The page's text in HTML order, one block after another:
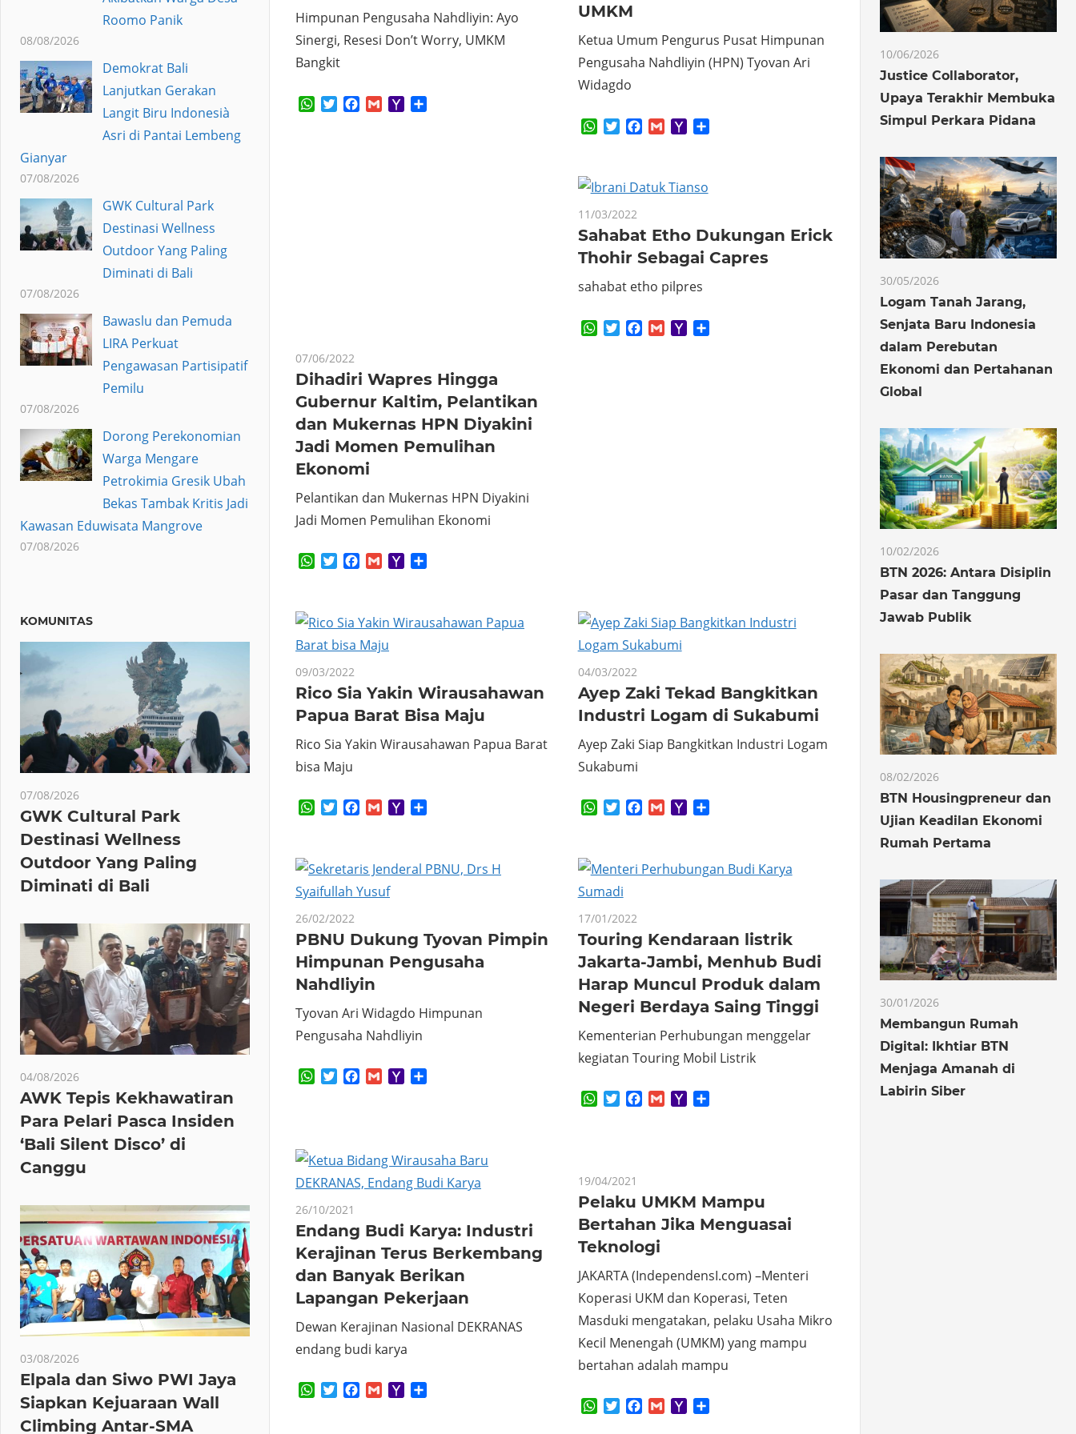
Himpunan Pengusaha Nahdliyin: Ayo
Sinergi, Resesi Don’t Worry, UMKM
Bangkit
WhatsApp
TwitterFacebook
GmailYahoo
UMKM
Ketua Umum Pengurus Pusat Himpunan
Pengusaha Nahdliyin (HPN) Tyovan Ari
Widagdo
WhatsApp
TwitterFacebook
GmailYahoo
07/06/2022
Dihadiri Wapres Hingga
Gubernur Kaltim, Pelantikan
dan Mukernas HPN Diyakini
Jadi Momen Pemulihan
Ekonomi
Pelantikan dan Mukernas HPN Diyakini
Jadi Momen Pemulihan Ekonomi
WhatsApp
TwitterFacebook
GmailYahoo
11/03/2022
Sahabat Etho Dukungan Erick
Thohir Sebagai Capres
sahabat etho pilpres
WhatsApp
TwitterFacebook
GmailYahoo
09/03/2022
Rico Sia Yakin Wirausahawan
Papua Barat Bisa Maju
Rico Sia Yakin Wirausahawan Papua Barat
bisa Maju
WhatsApp
TwitterFacebook
GmailYahoo
04/03/2022
Ayep Zaki Tekad Bangkitkan
Industri Logam di Sukabumi
Ayep Zaki Siap Bangkitkan Industri Logam
Sukabumi
WhatsApp
TwitterFacebook
GmailYahoo
26/02/2022
PBNU Dukung Tyovan Pimpin
Himpunan Pengusaha
Nahdliyin
Tyovan Ari Widagdo Himpunan
Pengusaha Nahdliyin
WhatsApp
TwitterFacebook
GmailYahoo
17/01/2022
Touring Kendaraan listrik
Jakarta-Jambi, Menhub Budi
Harap Muncul Produk dalam
Negeri Berdaya Saing Tinggi
Kementerian Perhubungan menggelar
kegiatan Touring Mobil Listrik
WhatsApp
TwitterFacebook
GmailYahoo
26/10/2021
Endang Budi Karya: Industri
Kerajinan Terus Berkembang
dan Banyak Berikan
Lapangan Pekerjaan
Dewan Kerajinan Nasional DEKRANAS
endang budi karya
WhatsApp
TwitterFacebook
GmailYahoo
19/04/2021
Pelaku UMKM Mampu
Bertahan Jika Menguasai
Teknologi
JAKARTA (IndependensI.com) –Menteri
Koperasi UKM dan Koperasi, Teten
Masduki mengatakan, pelaku Usaha Mikro
Kecil Menengah (UMKM) yang mampu
bertahan adalah mampu
WhatsApp
TwitterFacebook
GmailYahoo
Roomo Panik
08/08/2026
Demokrat Bali
Lanjutkan Gerakan
Langit Biru Indonesià
Asri di Pantai Lembeng
Gianyar
07/08/2026
GWK Cultural Park
Destinasi Wellness
Outdoor Yang Paling
Diminati di Bali
07/08/2026
Bawaslu dan Pemuda
LIRA Perkuat
Pengawasan Partisipatif
Pemilu
07/08/2026
Dorong Perekonomian
Warga Mengare
Petrokimia Gresik Ubah
Bekas Tambak Kritis Jadi
Kawasan Eduwisata Mangrove
07/08/2026
KOMUNITAS
07/08/2026
GWK Cultural Park
Destinasi Wellness
Outdoor Yang Paling
Diminati di Bali
04/08/2026
AWK Tepis Kekhawatiran
Para Pelari Pasca Insiden
‘Bali Silent Disco’ di
Canggu
03/08/2026
Elpala dan Siwo PWI Jaya
Siapkan Kejuaraan Wall
Climbing Antar-SMA
10/06/2026
Justice Collaborator,
Upaya Terakhir Membuka
Simpul Perkara Pidana
30/05/2026
Logam Tanah Jarang,
Senjata Baru Indonesia
dalam Perebutan
Ekonomi dan Pertahanan
Global
10/02/2026
BTN 2026: Antara Disiplin
Pasar dan Tanggung
Jawab Publik
08/02/2026
BTN Housingpreneur dan
Ujian Keadilan Ekonomi
Rumah Pertama
30/01/2026
Membangun Rumah
Digital: Ikhtiar BTN
Menjaga Amanah di
Labirin Siber